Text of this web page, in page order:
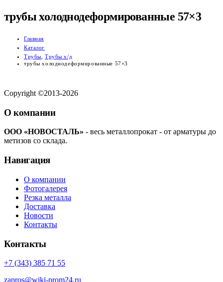
трубы холоднодеформированные 57×3
Главная
Каталог
Трубы ,Трубы х/д
трубы холоднодеформированные 57×3
Copyright ©2013-2026
О компании
ООО «НОВОСТАЛЬ» - весь металлопрокат - от арматуры до
метизов со склада.
Навигация
О компании
Фотогалерея
Резка металла
Доставка
Новости
Контакты
Контакты
+7 (343) 385 71 55
zapros@wiki-prom24.ru